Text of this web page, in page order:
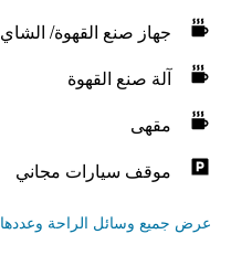
جهاز صنع القهوة/ الشاي
آلة صنع القهوة
مقهى
موقف سيارات مجاني
عرض جميع وسائل الراحة وعددها 114